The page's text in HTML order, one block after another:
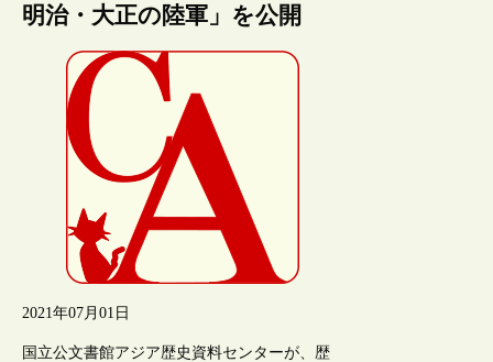
明治・大正の陸軍」を公開
2021年07月01日
国立公文書館アジア歴史資料センターが、歴